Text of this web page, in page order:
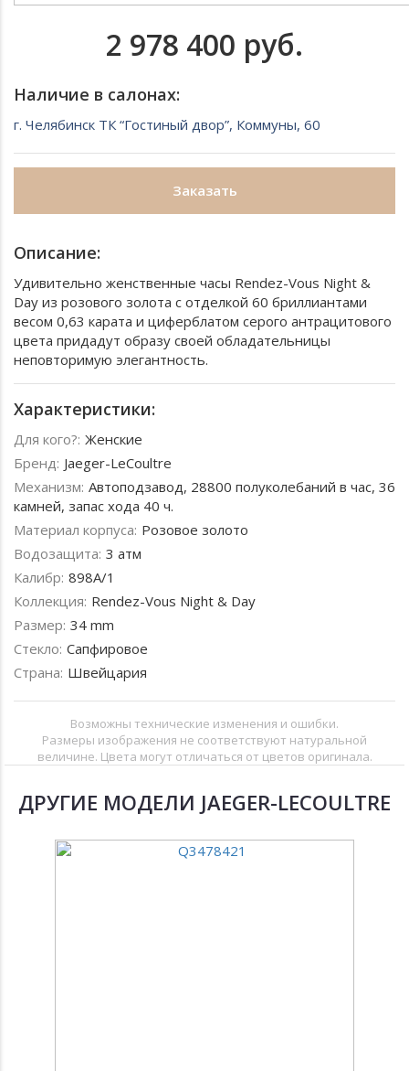
2 978 400 руб.
Наличие в салонах:
г. Челябинск ТК “Гостиный двор”, Коммуны, 60
Заказать
Описание:
Удивительно женственные часы Rendez-Vous Night &
Day из розового золота с отделкой 60 бриллиантами
весом 0,63 карата и циферблатом серого антрацитового
цвета придадут образу своей обладательницы
неповторимую элегантность.
Характеристики:
Для кого?: Женские
Бренд: Jaeger-LeCoultre
Механизм: Автоподзавод, 28800 полуколебаний в час, 36
камней, запас хода 40 ч.
Материал корпуса: Розовое золото
Водозащита: 3 атм
Калибр: 898A/1
Коллекция: Rendez-Vous Night & Day
Размер: 34 mm
Стекло: Сапфировое
Страна: Швейцария
Возможны технические изменения и ошибки.
Размеры изображения не соответствуют натуральной
величине. Цвета могут отличаться от цветов оригинала.
ДРУГИЕ МОДЕЛИ JAEGER-LECOULTRE